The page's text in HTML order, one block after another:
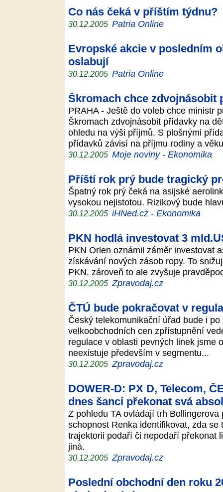
Co nás čeká v příštím týdnu?
30.12.2005 Patria Online
Evropské akcie v posledním
oslabují
30.12.2005 Patria Online
Škromach chce zdvojnásobit
PRAHA - Ještě do voleb chce ministr
Škromach zdvojnásobit přídavky na
ohledu na výši příjmů. S plošnými
přídavků závisí na příjmu rodiny a
30.12.2005 Moje noviny - Ekonomika
Příští rok prý bude tragický
Špatný rok prý čeká na asijské
vysokou nejistotou. Rizikový bude
30.12.2005 iHNed.cz - Ekonomika
PKN hodlá investovat 3
PKN Orlen oznámil záměr investovat
získávání nových zásob ropy. To
PKN, zároveň to ale zvyšuje
30.12.2005 Zpravodaj.cz
ČTÚ bude pokračovat v
Český telekomunikační úřad bude i
velkoobchodních cen zpřístupnění
regulace v oblasti pevných linek jsme
neexistuje především v segmentu...
30.12.2005 Zpravodaj.cz
DOWER-D: PX D, Telecom,
dnes šanci překonat svá
Z pohledu TA ovládají trh
schopnost Renka identifikovat, zda
trajektorii podaří či nepodaří překonat
jiná.
30.12.2005 Zpravodaj.cz
Poslední obchodní den roku